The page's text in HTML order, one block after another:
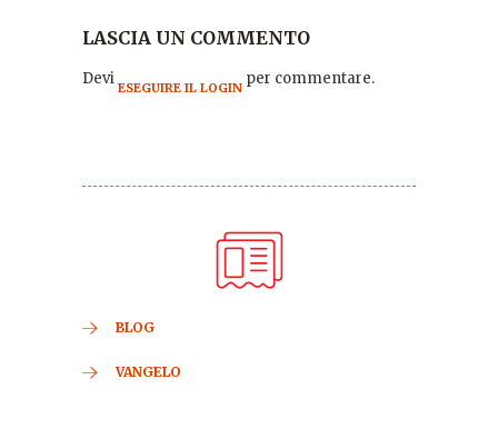
LASCIA UN COMMENTO
Devi ESEGUIRE IL LOGIN per commentare.
BLOG
VANGELO